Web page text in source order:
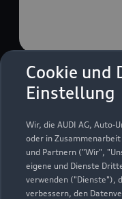
Cookie und
Einstellung
Wir, die AUDI AG,
oder in
und Partnern ("Wir",
eigene und Dienste
verwenden ("Dienste"),
verbessern, den
USB
USB Power-
komfortables
oder Laptops.
Zur Audi